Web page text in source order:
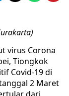
virus Corona
Tiongkok
Covid-19 di
2 Maret